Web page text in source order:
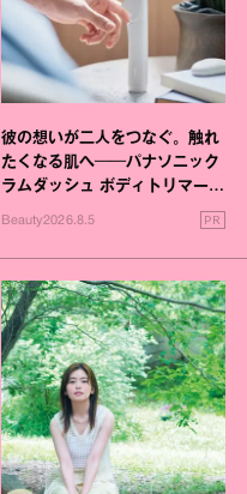
彼の想いが二人をつなぐ。触れ
たくなる肌へ──パナソニック
ラムダッシュ ボディトリマーが
Beauty2026.8.5 PR